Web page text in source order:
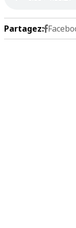
Partagez: